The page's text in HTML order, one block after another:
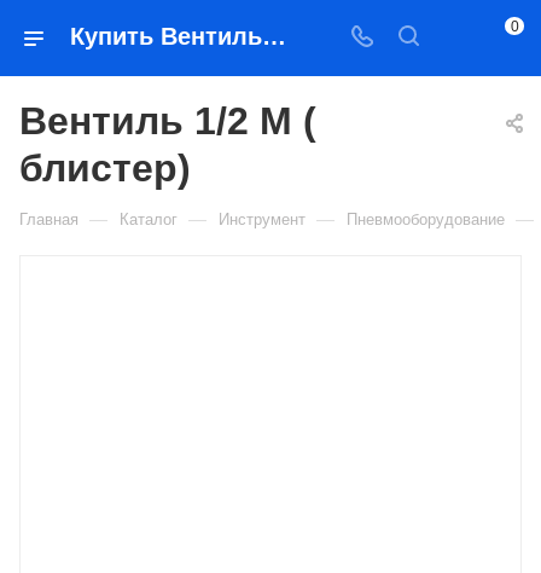
Купить Вентиль 1/2 М ( блистер) в Якутске — цена, характеристики, подбор | Востоктехторг 0
Вентиль 1/2 М (
блистер)
Главная — Каталог — Инструмент — Пневмооборудование —